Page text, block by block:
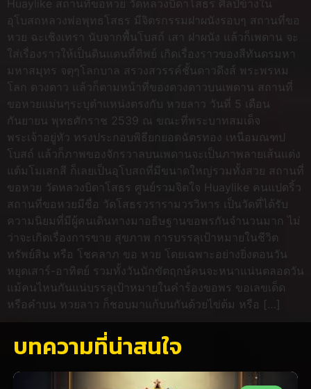
Huaylike สถานที่ขอหวย วัดหลวงบิดาโสธร ศิลป์ข้างใน
อุโบสถหลวงพ่อพุทธโสธร มีจิตรกรรมฝาผนังรอบๆ สถานที่ขอ
หวย ฉะเชิงเทรา นับจากพื้นโบสถ์ เสา ฝาผนัง แล้วก็เพดาน จะ
ใส่เรื่องราวให้เป็นดินแดนที่ทิพย์ เกิดเรื่องราวของสีทันดรมหา
มหาสมุทร จตุๆโลกบาล สรวงสวรรค์ชั้นดาวดึงส์ พระพรหม
โลก ดวงดาว แล้วก็ตามหน้าที่ของดวงดาวบนเพดาน สถานที่
ขอหวยแม่นๆระบุตำแหน่งตรงกับ หวยลาว วันที่ 5 เดือน
กันยายน พุทธศักราช 2539 ณ ขณะที่พระบาทสมเด็จ
พระเจ้าอยู่หัว ทรงประกอบพิธียกยอดฉัตรทอง เหนือมณฑป
โบสถ์ แล้วก็ภาพของจักรวาลบนเพดานจะเป็นภาพลายเส้นแต่ง
แต้มโมเสกสี ก็เลยเป็นอุโบสถที่มีขนาดใหญ่รวมทั้งสวย สถานที่
ขอหวย วัดหลวงบิดาโสธร ศูนย์รวมจิตใจ Huaylike คนแปดริ้ว
สถานที่ขอหวยมีชื่อ วัดโสธรวรารามวรวิหาร เป็นวัดที่ได้รับ
ความนิยมที่มีผู้คนเดินทางมาอธิษฐานขอพรกันจำนวนมาก ไม่
ว่าจะเกิดเรื่องการขาย สุขภาพ การบรรลุเป้าหมายในชีวิต
ทรัพย์สิน หรือ โชคลาภ ขอ หวย โดยเฉพาะอย่างยิ่งตอนวัน
หยุดเสาร์-อาทิตย์ รวมทั้งวันนักขัตฤกษ์คนจะหนาแน่นตลอดวัน
แม้คนไหนกันแน่บรรลุเป้าหมายในคำร้องขอพร ขอเลขเด็ด
หรือคำบน หวยลาว ก็ชอบมาแก้บนกันด้วยไข่ต้ม หรือ […]
บทความที่น่าสนใจ